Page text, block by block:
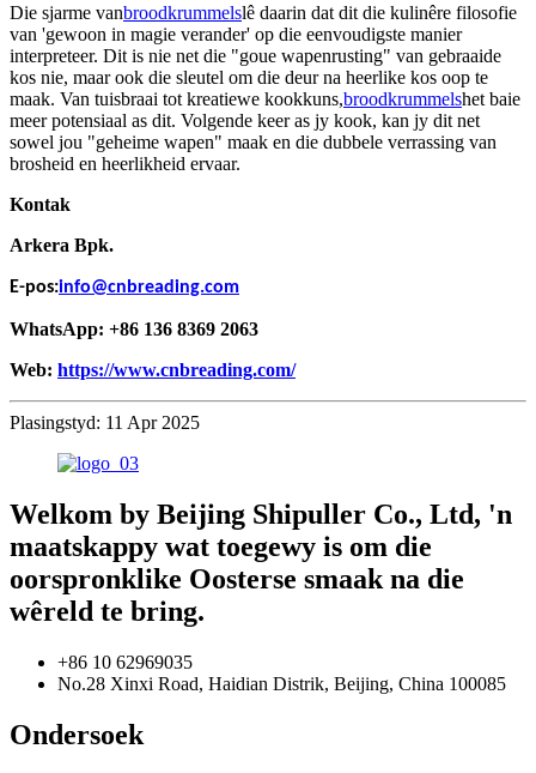
Die sjarme vanbroodkrummelslê daarin dat dit die kulinêre filosofie
van 'gewoon in magie verander' op die eenvoudigste manier
interpreteer. Dit is nie net die "goue wapenrusting" van gebraaide
kos nie, maar ook die sleutel om die deur na heerlike kos oop te
maak. Van tuisbraai tot kreatiewe kookkuns,broodkrummelshet baie
meer potensiaal as dit. Volgende keer as jy kook, kan jy dit net
sowel jou "geheime wapen" maak en die dubbele verrassing van
brosheid en heerlikheid ervaar.
Kontak
Arkera Bpk.
E-pos:info@cnbreading.com
WhatsApp: +86 136 8369 2063
Web: https://www.cnbreading.com/
Plasingstyd: 11 Apr 2025
Welkom by Beijing Shipuller Co., Ltd, 'n
maatskappy wat toegewy is om die
oorspronklike Oosterse smaak na die
wêreld te bring.
+86 10 62969035
No.28 Xinxi Road, Haidian Distrik, Beijing, China 100085
Ondersoek